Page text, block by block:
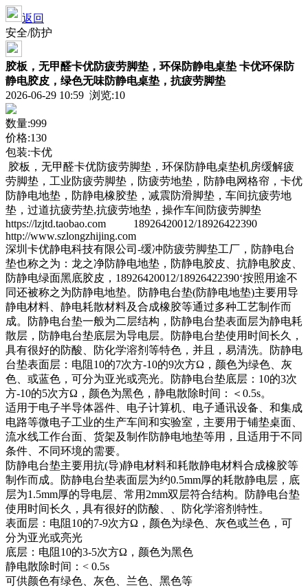
返回
安全/防护
胶板，无甲醛卡优防疲劳脚垫，环保防静电桌垫 卡优环保防
静电胶皮，绿色无味防静电桌垫，抗疲劳脚垫
2026-06-29 10:59 浏览:10
数量:999
价格:130
包装:卡优
胶板，无甲醛卡优防疲劳脚垫，环保防静电桌垫机房缓解疲
劳脚垫，工业防疲劳脚垫，防疲劳地垫，防静电网格帘，卡优
防静电地垫，防静电橡胶垫，减震防滑脚垫，车间抗疲劳地
垫，过道抗疲劳垫,抗疲劳地垫，操作车间防疲劳脚垫
https://lzjtd.taobao.com 18926420012/18926422390
http://www.szlongzhijing.com
深圳卡优静电科技有限公司-缓冲防疲劳脚垫工厂，防静电台
垫也称之为：龙之净防静电地垫，防静电胶皮、抗静电胶皮、
防静电绿面黑底胶皮，18926420012/18926422390‘按照用途不
同还被称之为防静电地垫。防静电台垫(防静电地垫)主要用导
静电材料、静电耗散材料及合成橡胶等通过多种工艺制作而
成。防静电台垫一般为二层结构，防静电台垫表面层为静电耗
散层，防静电台垫底层为导电层。防静电台垫使用时间长久，
具有很好的防酸、防化学溶剂等特色，并且，易清洗。防静电
台垫表面层：电阻10的7次方-10的9次方Ω，颜色为绿色、灰
色、或蓝色，可分为亚光或亮光。防静电台垫底层：10的3次
方-10的5次方Ω，颜色为黑色，静电散除时间：＜0.5s。
适用于电子半导体器件、电子计算机、电子通讯设备、和集成
电路等微电子工业的生产车间和实验室，主要用于铺垫桌面、
流水线工作台面、货架及制作防静电地垫等用，且适用于不同
条件、不同环境的需要。
防静电台垫主要用抗(导)静电材料和耗散静电材料合成橡胶等
制作而成。防静电台垫表面层为约0.5mm厚的耗散静电层，底
层为1.5mm厚的导电层、常用2mm双层符合结构。防静电台垫
使用时间长久，具有很好的防酸、、防化学溶剂特性。
表面层：电阻10的7-9次方Ω，颜色为绿色、灰色或兰色，可
分为亚光或亮光
底层：电阻10的3-5次方Ω，颜色为黑色
静电散除时间：< 0.5s
可供颜色有绿色、灰色、兰色、黑色等